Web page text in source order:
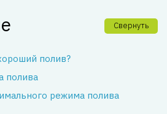
Свернуть
полив?
полива
режима полива